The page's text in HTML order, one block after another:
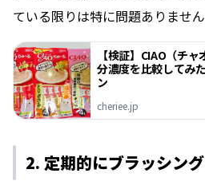
ている限りは特に問題ありません
【検証】CIAO（チ
分濃度を比較してみ
ン
cheriee.jp
2. 定期的にブラッシン